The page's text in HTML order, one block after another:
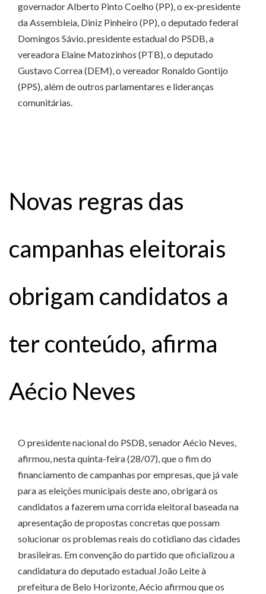
governador Alberto Pinto Coelho (PP), o ex-presidente
da Assembleia, Diniz Pinheiro (PP), o deputado federal
Domingos Sávio, presidente estadual do PSDB, a
vereadora Elaine Matozinhos (PTB), o deputado
Gustavo Correa (DEM), o vereador Ronaldo Gontijo
(PPS), além de outros parlamentares e lideranças
comunitárias.
Novas regras das
campanhas eleitorais
obrigam candidatos a
ter conteúdo, afirma
Aécio Neves
O presidente nacional do PSDB, senador Aécio Neves,
afirmou, nesta quinta-feira (28/07), que o fim do
financiamento de campanhas por empresas, que já vale
para as eleições municipais deste ano, obrigará os
candidatos a fazerem uma corrida eleitoral baseada na
apresentação de propostas concretas que possam
solucionar os problemas reais do cotidiano das cidades
brasileiras. Em convenção do partido que oficializou a
candidatura do deputado estadual João Leite à
prefeitura de Belo Horizonte, Aécio afirmou que os